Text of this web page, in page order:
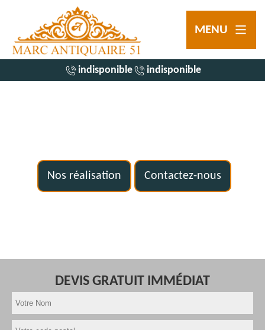
MENU
indisponible indisponible
Nos réalisation Contactez-nous
DEVIS GRATUIT IMMÉDIAT